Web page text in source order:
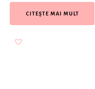
CITEȘTE MAI MULT